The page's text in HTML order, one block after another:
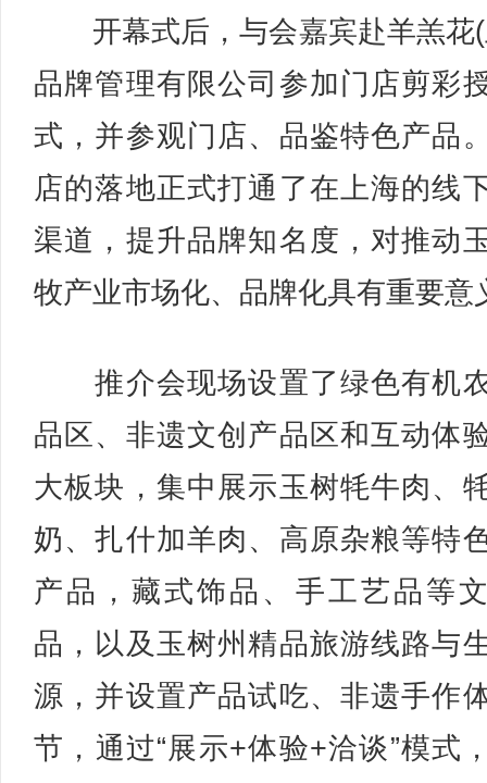
开幕式后，与会嘉宾赴羊羔花(
品牌管理有限公司参加门店剪彩
式，并参观门店、品鉴特色产品
店的落地正式打通了在上海的线
渠道，提升品牌知名度，对推动
牧产业市场化、品牌化具有重要意
推介会现场设置了绿色有机
品区、非遗文创产品区和互动体
大板块，集中展示玉树牦牛肉、
奶、扎什加羊肉、高原杂粮等特
产品，藏式饰品、手工艺品等
品，以及玉树州精品旅游线路与
源，并设置产品试吃、非遗手作
节，通过“展示+体验+洽谈”模式